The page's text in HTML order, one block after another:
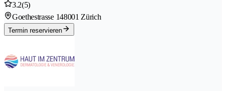
3.2(5)
Goethestrasse 148001 Zürich
Termin reservieren